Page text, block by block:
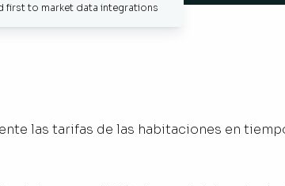
first to market data integrations
las tarifas de las habitaciones en